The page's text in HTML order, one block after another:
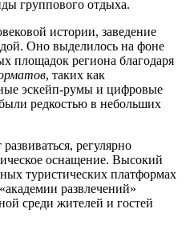
группового отдыха.
истории, заведение
Оно выделилось на фоне
площадок региона благодаря
, таких как
эскейп-румы и цифровые
редкостью в небольших
регулярно
оснащение. Высокий
туристических платформах
развлечений»
среди жителей и гостей